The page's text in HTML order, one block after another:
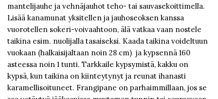
mantelijauhe ja vehnäjauhot teho- tai sauvasekoittimella.
Lisää kanamunat yksitellen ja jauhoseoksen kanssa
vuorotellen sokeri-voivaahtoon, älä vatkaa vaan nostele
taikina esim. nuolijalla tasaiseksi. Kaada taikina voideltuun
vuokaan (halkaisijaltaan noin 28 cm) ja kypsennä 160
asteessa noin 1 tunti. Tarkkaile kypsymistä, kakku on
kypsä, kun taikina on kiinteytynyt ja reunat ihanasti
karamellisoituneet. Frangipane on parhaimmillaan, jos se